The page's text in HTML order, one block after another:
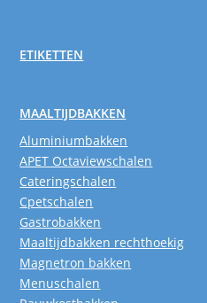
ETIKETTEN
MAALTIJDBAKKEN
Aluminiumbakken
APET Octaviewschalen
Cateringschalen
Cpetschalen
Gastrobakken
Maaltijdbakken rechthoekig
Magnetron bakken
Menuschalen